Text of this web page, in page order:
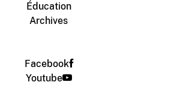
Éducation
Archives
Facebook
Youtube